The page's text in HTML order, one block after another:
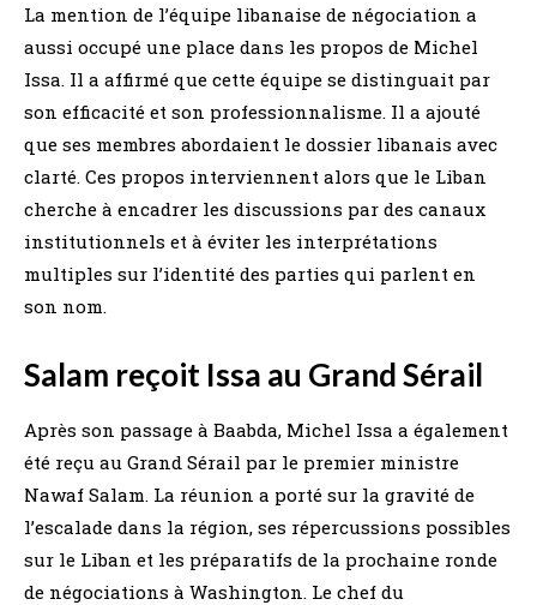
La mention de l’équipe libanaise de négociation a
aussi occupé une place dans les propos de Michel
Issa. Il a affirmé que cette équipe se distinguait par
son efficacité et son professionnalisme. Il a ajouté
que ses membres abordaient le dossier libanais avec
clarté. Ces propos interviennent alors que le Liban
cherche à encadrer les discussions par des canaux
institutionnels et à éviter les interprétations
multiples sur l’identité des parties qui parlent en
son nom.
Salam reçoit Issa au Grand Sérail
Après son passage à Baabda, Michel Issa a également
été reçu au Grand Sérail par le premier ministre
Nawaf Salam. La réunion a porté sur la gravité de
l’escalade dans la région, ses répercussions possibles
sur le Liban et les préparatifs de la prochaine ronde
de négociations à Washington. Le chef du